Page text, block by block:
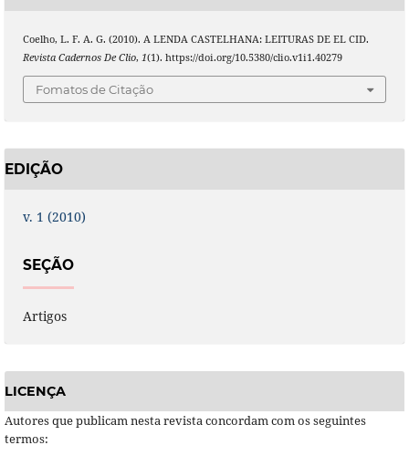
Coelho, L. F. A. G. (2010). A LENDA CASTELHANA: LEITURAS DE EL CID.
Revista Cadernos De Clio, 1(1). https://doi.org/10.5380/clio.v1i1.40279
Fomatos de Citação
EDIÇÃO
v. 1 (2010)
SEÇÃO
Artigos
LICENÇA
Autores que publicam nesta revista concordam com os seguintes
termos: